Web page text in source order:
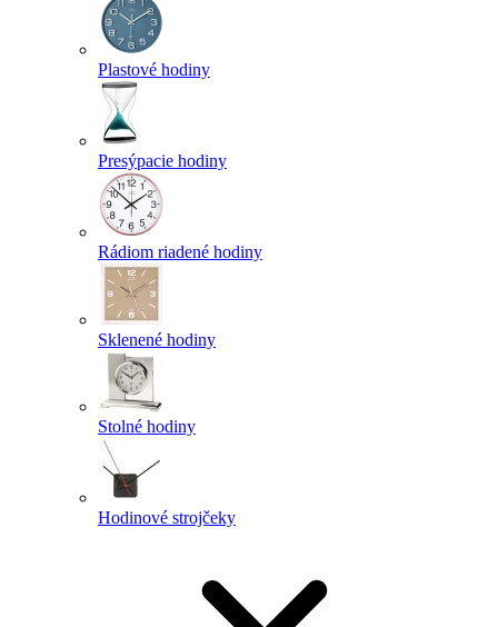
Plastové hodiny
Presýpacie hodiny
Rádiom riadené hodiny
Sklenené hodiny
Stolné hodiny
Hodinové strojčeky